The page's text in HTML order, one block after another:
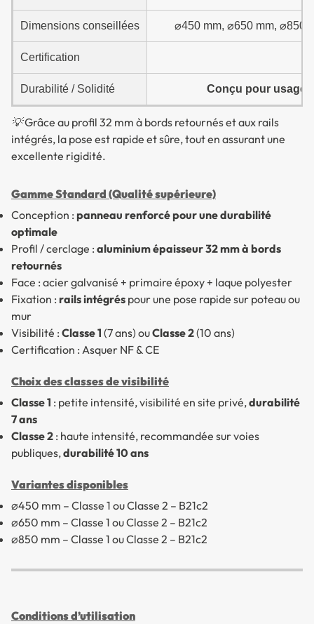
Dimensions conseillées ⌀450 mm, ⌀650 mm, ⌀850
Certification
Durabilité / Solidité Conçu pour usage
💡 Grâce au profil 32 mm à bords retournés et aux rails
intégrés, la pose est rapide et sûre, tout en assurant une
excellente rigidité.
Gamme Standard (Qualité supérieure)
Conception : panneau renforcé pour une durabilité
optimale
Profil / cerclage : aluminium épaisseur 32 mm à bords
retournés
Face : acier galvanisé + primaire époxy + laque polyester
Fixation : rails intégrés pour une pose rapide sur poteau ou
mur
Visibilité : Classe 1 (7 ans) ouClasse 2(10 ans)
Certification : Asquer NF & CE
Choix des classes de visibilité
Classe 1 : petite intensité, visibilité en site privé,durabilité
7 ans
Classe 2 : haute intensité, recommandée sur voies
publiques,durabilité 10 ans
Variantes disponibles
⌀450 mm – Classe 1 ou Classe 2 – B21c2
⌀650 mm – Classe 1 ou Classe 2 – B21c2
⌀850 mm – Classe 1 ou Classe 2 – B21c2
Conditions d’utilisation